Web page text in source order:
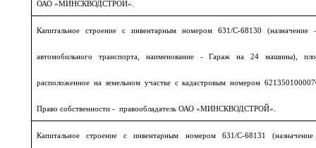
ОАО «МИНСКВОДСТРОЙ».
Капитальное строение с инвентарным номером 631/С-68130 (назначение
автомобильного транспорта, наименование - Гараж на 24 машины),
расположенное на земельном участке с кадастровым номером
Право собственности - правообладатель ОАО «МИНСКВОДСТРОЙ».
Капитальное строение с инвентарным номером 631/С-68131 (назначение